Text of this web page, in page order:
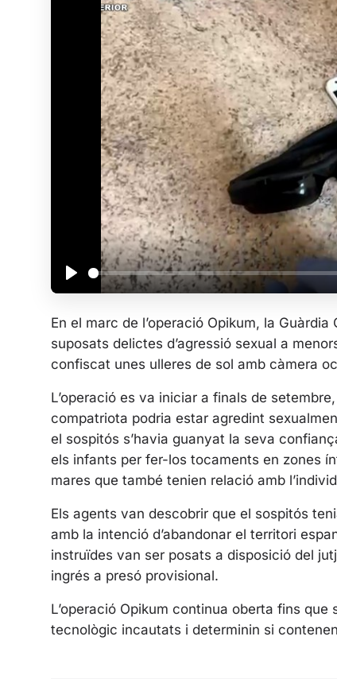
P
a
y
En el marc de l’operació Opikum, la
suposats delictes d’agressió sexual a
confiscat unes ulleres de sol amb càmera
L’operació es va iniciar a finals de
compatriota podria estar agredint
el sospitós s’havia guanyat la seva
els infants per fer-los tocaments en zones
mares que també tenien relació amb
Els agents van descobrir que el sospitós
amb la intenció d’abandonar el territori
instruïdes van ser posats a disposició del
ingrés a presó provisional.
L’operació Opikum continua oberta fins
tecnològic incautats i determinin si